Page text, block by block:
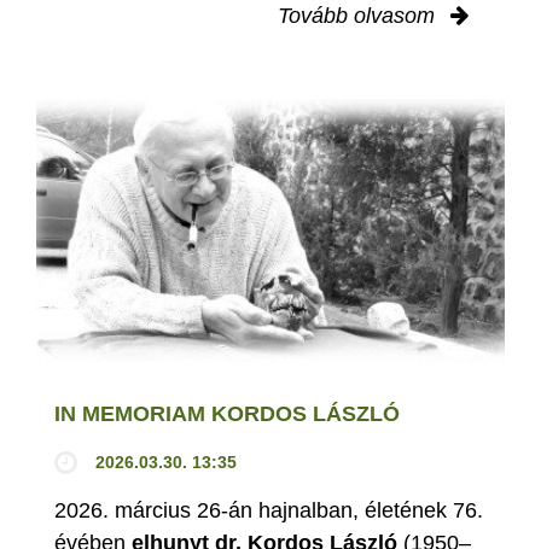
Tovább olvasom
IN MEMORIAM KORDOS LÁSZLÓ
2026.03.30. 13:35
2026. március 26-án hajnalban, életének 76.
évében elhunyt dr. Kordos László (1950–